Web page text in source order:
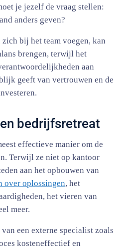
je jezelf de vraag stellen:
anders geven?
zich bij het team voegen, kan
brengen, terwijl het
aan
geeft van vertrouwen en de
bedrijfsretreat
effectieve manier om de
Terwijl ze niet op kantoor
aan het opbouwen van
over oplossingen, het
het vieren van
meer.
een externe specialist zoals
kosteneffectief en